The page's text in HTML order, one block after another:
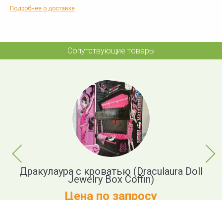
Подробнее о доставке
Сопутствующие товары
Previous
Дракулаура с кроватью (Draculaura Doll
Jewelry Box Coffin)
Цена по запросу
Next